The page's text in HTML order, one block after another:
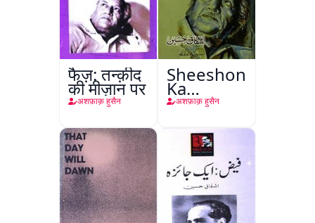
फैज़: तन्क़ीद
की मीज़ान पर
अशफ़ाक़ हुसैन
Sheeshon
Ka
Maseeha
अशफ़ाक़ हुसैन